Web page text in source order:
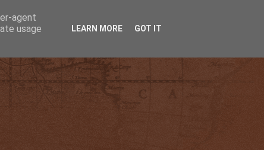
agent
usage
LEARN MORE GOT IT